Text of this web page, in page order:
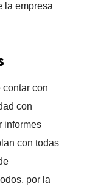
la empresa
contar con
con
informes
con todas
por la